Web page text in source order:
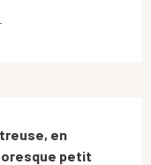
en
petit